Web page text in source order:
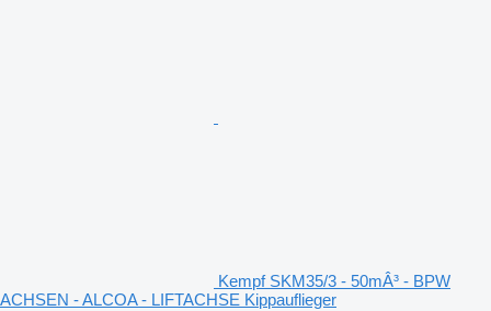
Kempf SKM35/3 - 50mÂ³ - BPW
ACHSEN - ALCOA - LIFTACHSE Kippauflieger